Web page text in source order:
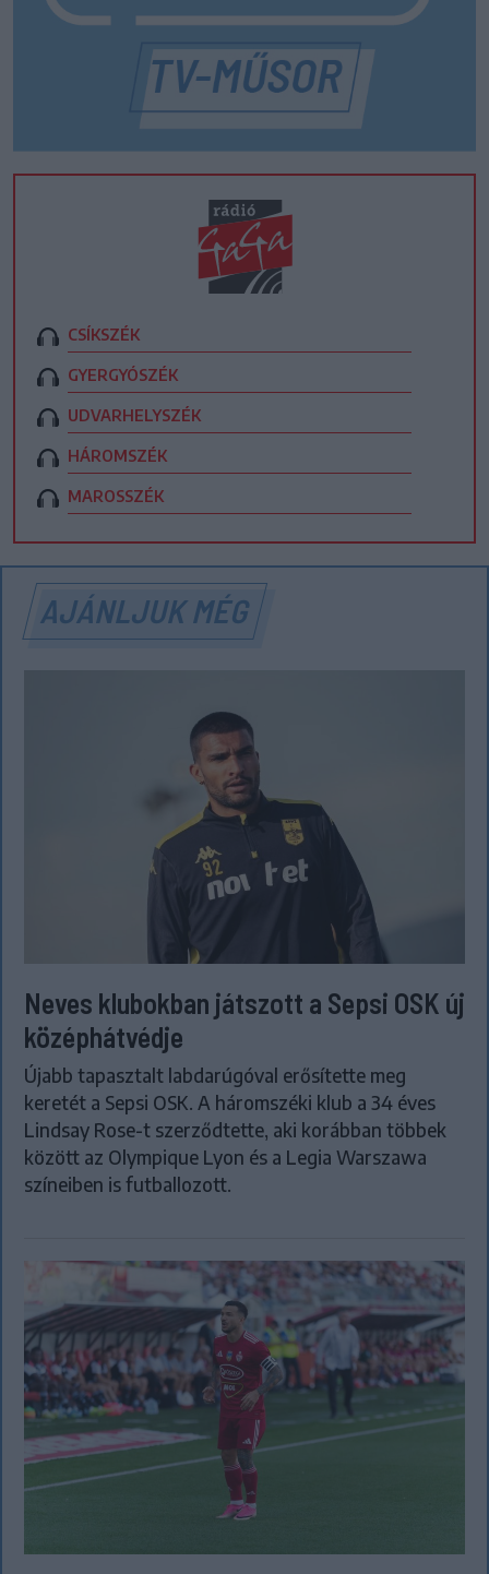
CSÍKSZÉK
GYERGYÓSZÉK
UDVARHELYSZÉK
HÁROMSZÉK
MAROSSZÉK
AJÁNLJUK MÉG
Neves klubokban játszott a Sepsi OSK új
középhátvédje
Újabb tapasztalt labdarúgóval erősítette meg
keretét a Sepsi OSK. A háromszéki klub a 34 éves
Lindsay Rose-t szerződtette, aki korábban többek
között az Olympique Lyon és a Legia Warszawa
színeiben is futballozott.